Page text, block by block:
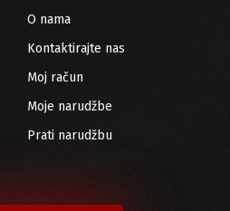
O nama
Kontaktirajte nas
Moj račun
Moje narudžbe
Prati narudžbu